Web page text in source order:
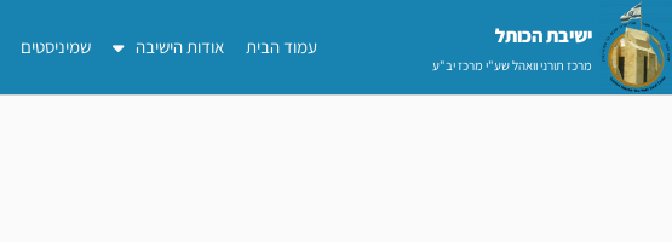
דילוג
לתוכן
ישיבת הכותל​
מרכז תורני וואהל שע"י מרכז יב"ע
עמוד הבית אודות הישיבה שמיניסטים